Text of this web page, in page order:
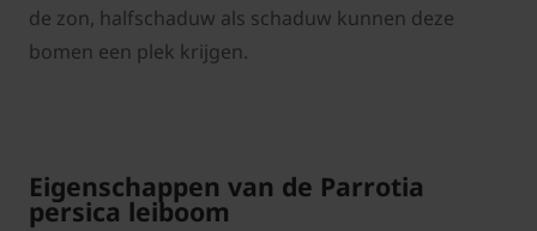
de zon, halfschaduw als schaduw kunnen deze
bomen een plek krijgen.
Eigenschappen van de Parrotia
persica leiboom